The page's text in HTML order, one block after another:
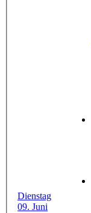
Dienstag
09. Juni